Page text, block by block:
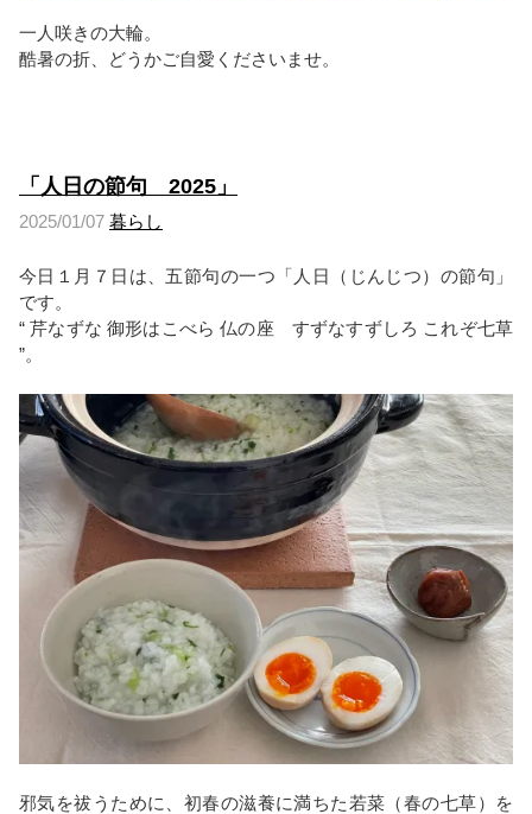
一人咲きの大輪。
酷暑の折、どうかご自愛くださいませ。
「人日の節句 2025」
2025/01/07 暮らし
今日１月７日は、五節句の一つ「人日（じんじつ）の節句」
です。
“ 芹なずな 御形はこべら 仏の座 すずなすずしろ これぞ七草
”。
邪気を祓うために、初春の滋養に満ちた若菜（春の七草）を